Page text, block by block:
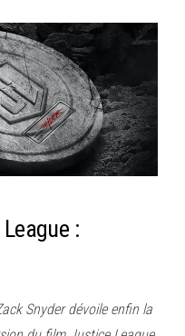
:
Snyder dévoile enfin la